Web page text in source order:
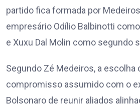
partido fica formada por
empresário Odílio Balbinotti
e Xuxu Dal Molin como segundo
Segundo Zé Medeiros, a escolha
compromisso assumido com o
Bolsonaro de reunir aliados